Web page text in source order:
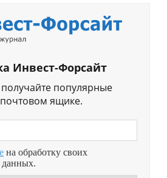
Инвест-Форсайт
популярные
ящике.
на обработку своих
данных.